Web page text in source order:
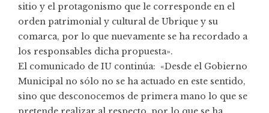
sitio y el protagonismo que le corresponde en el
orden patrimonial y cultural de Ubrique y su
comarca, por lo que nuevamente se ha recordado a
los responsables dicha propuesta».
El comunicado de IU continúa: «Desde el Gobierno
Municipal no sólo no se ha actuado en este sentido,
sino que desconocemos de primera mano lo que se